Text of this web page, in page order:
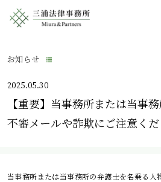
お知らせ
2025.05.30
【重要】当事務所または当事
不審メールや詐欺にご注意く
当事務所または当事務所の弁護士を名乗る人